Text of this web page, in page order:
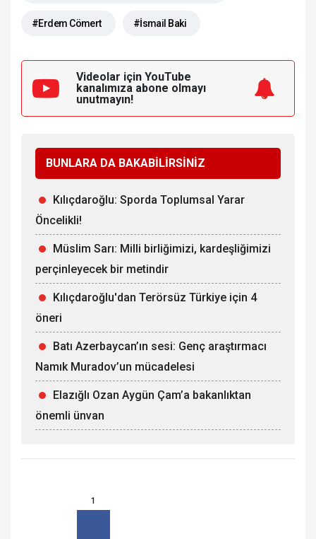
#Erdem Cömert #İsmail Baki
Videolar için YouTube
kanalımıza abone olmayı
unutmayın!
BUNLARA DA BAKABİLİRSİNİZ
Kılıçdaroğlu: Sporda Toplumsal Yarar
Öncelikli!
Müslim Sarı: Milli birliğimizi, kardeşliğimizi
perçinleyecek bir metindir
Kılıçdaroğlu'dan Terörsüz Türkiye için 4
öneri
Batı Azerbaycan’ın sesi: Genç araştırmacı
Namık Muradov’un mücadelesi
Elazığlı Ozan Aygün Çam’a bakanlıktan
önemli ünvan
1